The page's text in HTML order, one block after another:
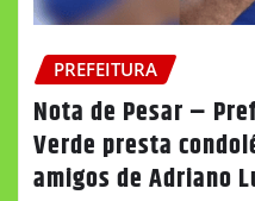
PREFEITURA
Nota de Pesar –
Verde presta
amigos de Adriano